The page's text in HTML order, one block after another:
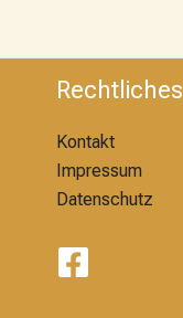
Rechtliches
Kontakt
Impressum
Datenschutz